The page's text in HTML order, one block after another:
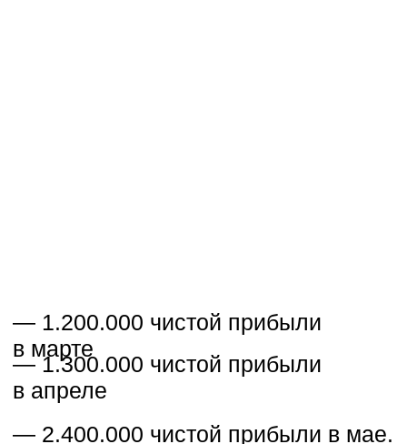
— если у вас в блоге
реклама
сделать много продаж
— если у вас в блогеслабые
которую вы закупаете стоить очень
дорого.